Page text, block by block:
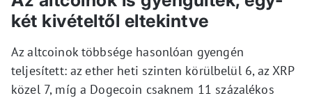
két kivételtől eltekintve
Az altcoinok többsége hasonlóan gyengén
teljesített: az ether heti szinten körülbelül 6, az XRP
közel 7, míg a Dogecoin csaknem 11 százalékos